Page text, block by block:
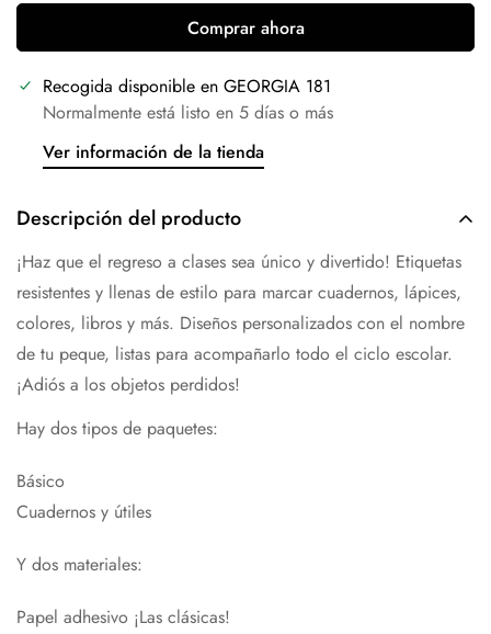
Comprar ahora
Recogida disponible en GEORGIA 181
Normalmente está listo en 5 días o más
Ver información de la tienda
Descripción del producto
¡Haz que el regreso a clases sea único y divertido! Etiquetas
resistentes y llenas de estilo para marcar cuadernos, lápices,
colores, libros y más. Diseños personalizados con el nombre
de tu peque, listas para acompañarlo todo el ciclo escolar.
¡Adiós a los objetos perdidos!
Hay dos tipos de paquetes:
Básico
Cuadernos y útiles
Y dos materiales:
Papel adhesivo ¡Las clásicas!